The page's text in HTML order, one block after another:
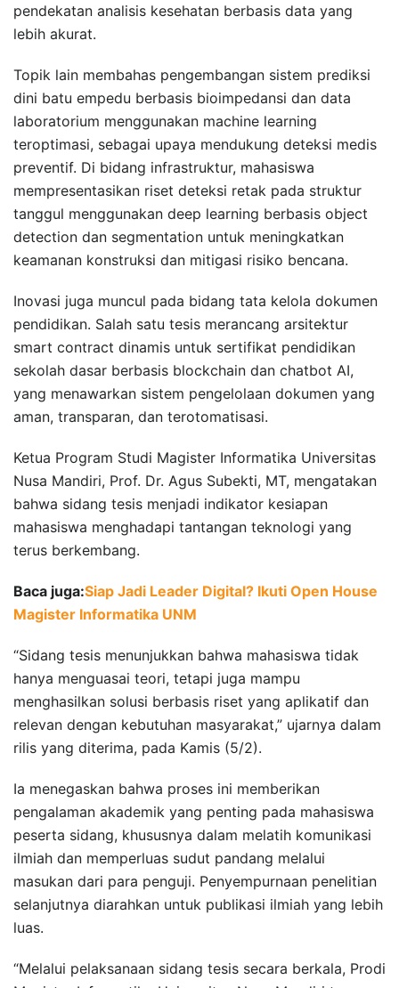
pendekatan analisis kesehatan berbasis data yang
lebih akurat.
Topik lain membahas pengembangan sistem prediksi
dini batu empedu berbasis bioimpedansi dan data
laboratorium menggunakan machine learning
teroptimasi, sebagai upaya mendukung deteksi medis
preventif. Di bidang infrastruktur, mahasiswa
mempresentasikan riset deteksi retak pada struktur
tanggul menggunakan deep learning berbasis object
detection dan segmentation untuk meningkatkan
keamanan konstruksi dan mitigasi risiko bencana.
Inovasi juga muncul pada bidang tata kelola dokumen
pendidikan. Salah satu tesis merancang arsitektur
smart contract dinamis untuk sertifikat pendidikan
sekolah dasar berbasis blockchain dan chatbot AI,
yang menawarkan sistem pengelolaan dokumen yang
aman, transparan, dan terotomatisasi.
Ketua Program Studi Magister Informatika Universitas
Nusa Mandiri, Prof. Dr. Agus Subekti, MT, mengatakan
bahwa sidang tesis menjadi indikator kesiapan
mahasiswa menghadapi tantangan teknologi yang
terus berkembang.
Baca juga:Siap Jadi Leader Digital? Ikuti Open House
Magister Informatika UNM
“Sidang tesis menunjukkan bahwa mahasiswa tidak
hanya menguasai teori, tetapi juga mampu
menghasilkan solusi berbasis riset yang aplikatif dan
relevan dengan kebutuhan masyarakat,” ujarnya dalam
rilis yang diterima, pada Kamis (5/2).
Ia menegaskan bahwa proses ini memberikan
pengalaman akademik yang penting pada mahasiswa
peserta sidang, khususnya dalam melatih komunikasi
ilmiah dan memperluas sudut pandang melalui
masukan dari para penguji. Penyempurnaan penelitian
selanjutnya diarahkan untuk publikasi ilmiah yang lebih
luas.
“Melalui pelaksanaan sidang tesis secara berkala, Prodi